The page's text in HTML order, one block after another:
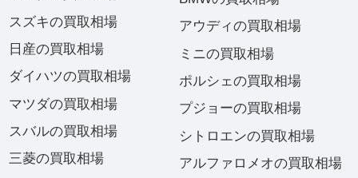
スズキの買取相場
日産の買取相場
ダイハツの買取相場
マツダの買取相場
スバルの買取相場
三菱の買取相場
アウディの買取相場
ミニの買取相場
ポルシェの買取相場
プジョーの買取相場
シトロエンの買取相場
アルファロメオの買取相場